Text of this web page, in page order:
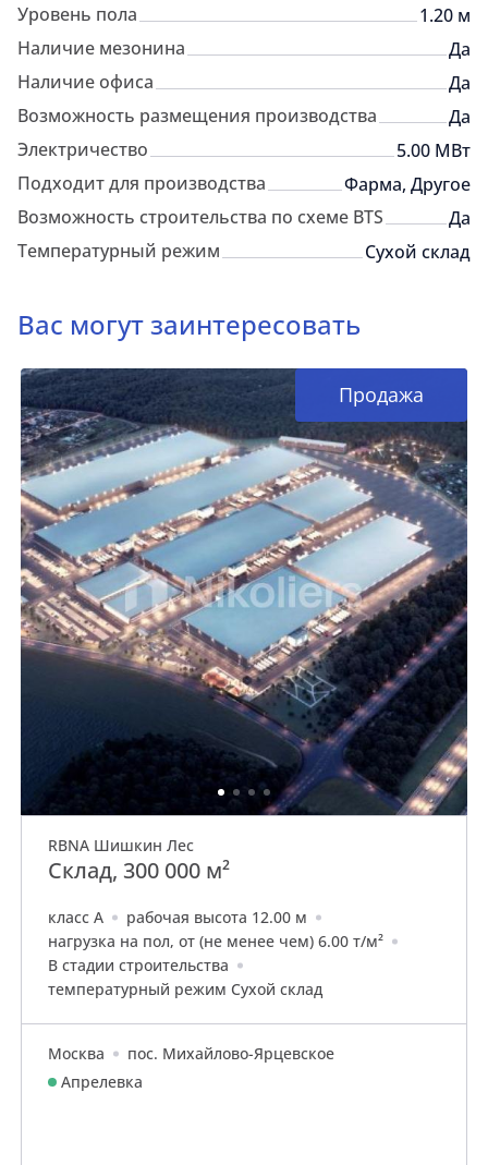
Уровень пола
1.20 м
Наличие мезонина
Да
Наличие офиса
Да
Возможность размещения производства
Да
Электричество
5.00 МВт
Подходит для производства
Фарма, Другое
Возможность строительства по схеме BTS
Да
Температурный режим
Сухой склад
Вас могут заинтересовать
Продажа
RBNA Шишкин Лес
Склад, 300 000 м²
класс A
рабочая высота 12.00 м
нагрузка на пол, от (не менее чем) 6.00 т/м²
В стадии строительства
температурный режим Сухой склад
Москва
пос. Михайлово-Ярцевское
Апрелевка